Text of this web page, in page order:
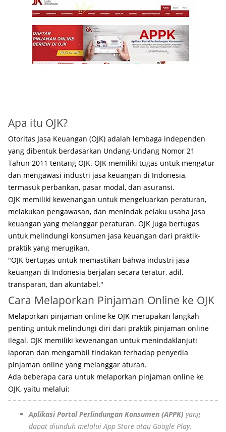
Apa itu OJK?
Otoritas Jasa Keuangan (OJK) adalah lembaga independen
yang dibentuk berdasarkan Undang-Undang Nomor 21
Tahun 2011 tentang OJK. OJK memiliki tugas untuk mengatur
dan mengawasi industri jasa keuangan di Indonesia,
termasuk perbankan, pasar modal, dan asuransi.
OJK memiliki kewenangan untuk mengeluarkan peraturan,
melakukan pengawasan, dan menindak pelaku usaha jasa
keuangan yang melanggar peraturan. OJK juga bertugas
untuk melindungi konsumen jasa keuangan dari praktik-
praktik yang merugikan.
"OJK bertugas untuk memastikan bahwa industri jasa
keuangan di Indonesia berjalan secara teratur, adil,
transparan, dan akuntabel."
Cara Melaporkan Pinjaman Online ke OJK
Melaporkan pinjaman online ke OJK merupakan langkah
penting untuk melindungi diri dari praktik pinjaman online
ilegal. OJK memiliki kewenangan untuk menindaklanjuti
laporan dan mengambil tindakan terhadap penyedia
pinjaman online yang melanggar aturan.
Ada beberapa cara untuk melaporkan pinjaman online ke
OJK, yaitu melalui:
Aplikasi Portal Perlindungan Konsumen (APPK) yang
dapat diunduh melalui App Store atau Google Play.